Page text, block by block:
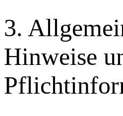
3.
Hinweise